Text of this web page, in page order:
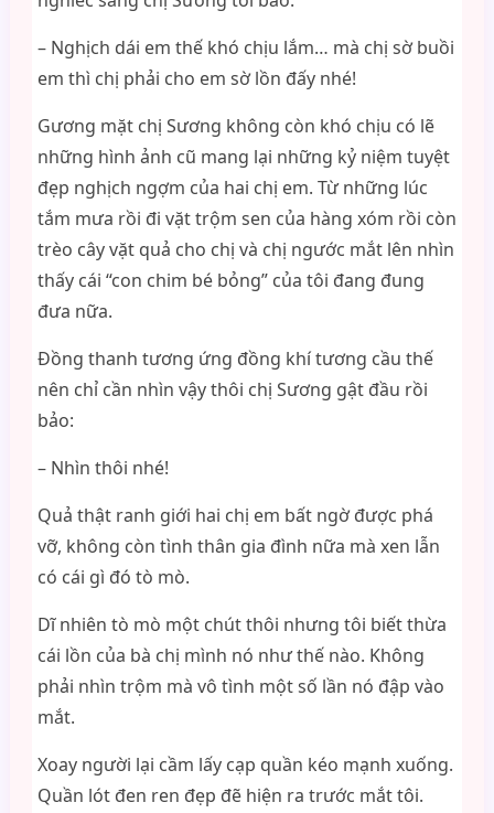
– Nghịch dái em thế khó chịu lắm… mà chị sờ buồi
em thì chị phải cho em sờ lồn đấy nhé!
Gương mặt chị Sương không còn khó chịu có lẽ
những hình ảnh cũ mang lại những kỷ niệm tuyệt
đẹp nghịch ngợm của hai chị em. Từ những lúc
tắm mưa rồi đi vặt trộm sen của hàng xóm rồi còn
trèo cây vặt quả cho chị và chị ngước mắt lên nhìn
thấy cái “con chim bé bỏng” của tôi đang đung
đưa nữa.
Đồng thanh tương ứng đồng khí tương cầu thế
nên chỉ cần nhìn vậy thôi chị Sương gật đầu rồi
bảo:
– Nhìn thôi nhé!
Quả thật ranh giới hai chị em bất ngờ được phá
vỡ, không còn tình thân gia đình nữa mà xen lẫn
có cái gì đó tò mò.
Dĩ nhiên tò mò một chút thôi nhưng tôi biết thừa
cái lồn của bà chị mình nó như thế nào. Không
phải nhìn trộm mà vô tình một số lần nó đập vào
mắt.
Xoay người lại cầm lấy cạp quần kéo mạnh xuống.
Quần lót đen ren đẹp đẽ hiện ra trước mắt tôi.